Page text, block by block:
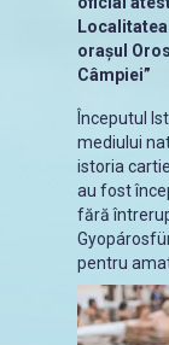
orașul
Câmpiei”
Începutul
mediului
istoria
au fost
fără
pentru